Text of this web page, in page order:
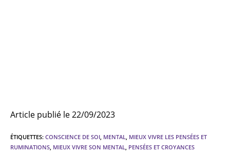
Article publié le 22/09/2023
ÉTIQUETTES: CONSCIENCE DE SOI MENTAL
MIEUX VIVRE LES PENSÉES ET
RUMINATIONS MIEUX VIVRE SON MENTAL PENSÉES ET CROYANCES